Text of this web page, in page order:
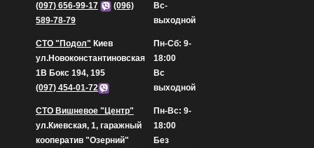
(097) 656-99-17
(096)
589-78-79
Вс-
выходной
СТО "Подол" Киев
ул.Новоконстантиновская
1В Бокс 194, 195
(097) 454-01-72
Пн-Сб: 9-
18:00
Вс
выходной
СТО Вишневое "Центр"
ул.Киевская, 1, гаражный
кооператив "Озерний"
Пн-Вс: 9-
18:00
Без